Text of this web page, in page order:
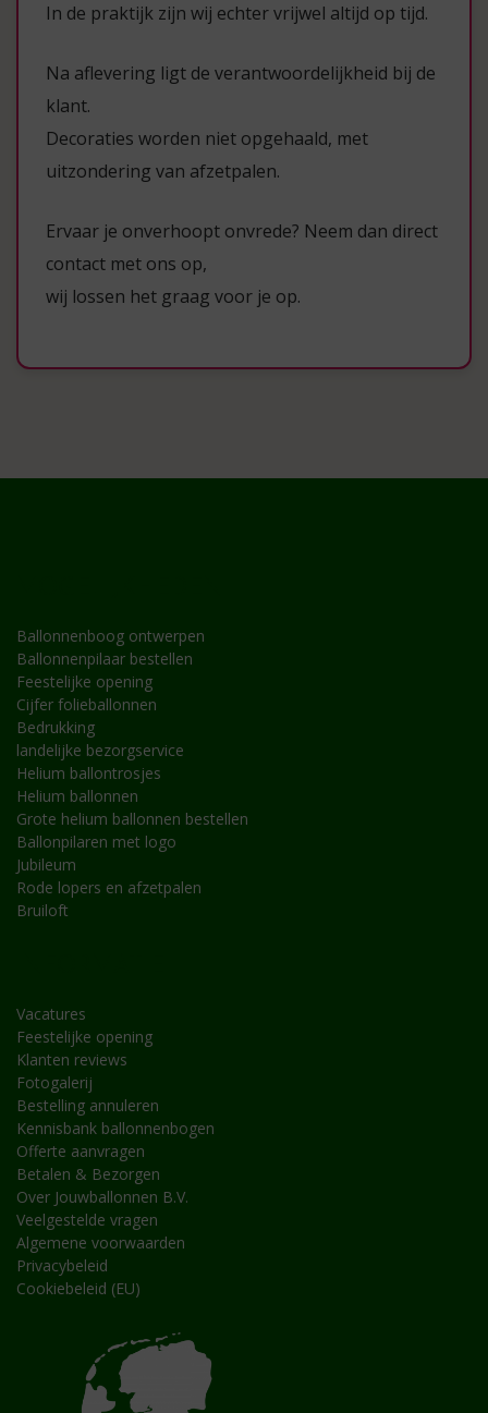
In de praktijk zijn wij echter vrijwel altijd op tijd.
Na aflevering ligt de verantwoordelijkheid bij de
klant.
Decoraties worden niet opgehaald, met
uitzondering van afzetpalen.
Ervaar je onverhoopt onvrede? Neem dan direct
contact met ons op,
wij lossen het graag voor je op.
Ballonnenboog ontwerpen
Ballonnenpilaar bestellen
Feestelijke opening
Cijfer folieballonnen
Bedrukking
landelijke bezorgservice
Helium ballontrosjes
Helium ballonnen
Grote helium ballonnen bestellen
Ballonpilaren met logo
Jubileum
Rode lopers en afzetpalen
Bruiloft
Vacatures
Feestelijke opening
Klanten reviews
Fotogalerij
Bestelling annuleren
Kennisbank ballonnenbogen
Offerte aanvragen
Betalen & Bezorgen
Over Jouwballonnen B.V.
Veelgestelde vragen
Algemene voorwaarden
Privacybeleid
Cookiebeleid (EU)